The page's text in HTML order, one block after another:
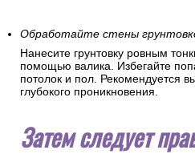
Обработайте стены
Нанесите грунтовку ровным
помощью валика. Избегайте
потолок и пол. Рекомендуется
глубокого проникновения.
Затем следует